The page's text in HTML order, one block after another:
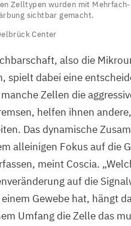
Zelltypen wurden mit Mehrfach-
sichtbar gemacht.
Center
also die
spielt dabei eine
Zellen die
helfen ihnen
Das dynamische
alleinigen Fokus auf die
meint Coscia. „
auf die
Gewebe hat, hängt
Umfang die Zelle das